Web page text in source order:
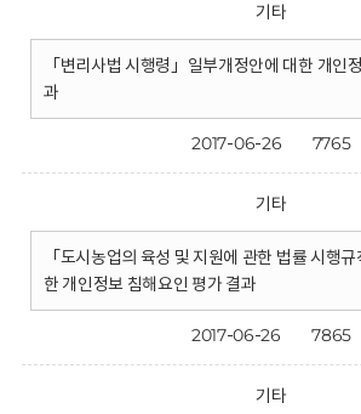
기타
「변리사법 시행령」일부개정안에 대한 개인
과
2017-06-26 7765
기타
「도시농업의 육성 및 지원에 관한 법률 시행
한 개인정보 침해요인 평가 결과
2017-06-26 7865
기타